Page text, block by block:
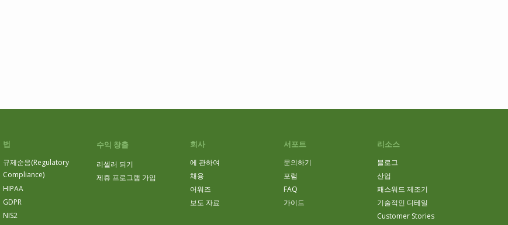
법
규제순응(Regulatory
Compliance)
HIPAA
GDPR
NIS2
수익 창출
리셀러 되기
제휴 프로그램 가입
회사
에 관하여
채용
어워즈
보도 자료
서포트
문의하기
포럼
FAQ
가이드
리소스
블로그
산업
패스워드 제조기
기술적인 디테일
Customer Stories